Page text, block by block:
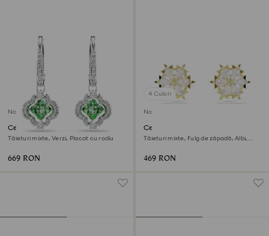
Nou
Cercei cu drop Una Angelic
Tăieturi mixte, Verzi, Placat cu rodiu
669 RON
4 Culori
Nou
Cercei stud Magic
Tăieturi mixte, Fulg de zăpadă, Albi,
469 RON